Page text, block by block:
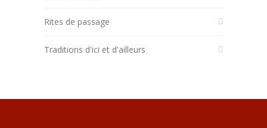
Rites de passage
Traditions d'ici et d'ailleurs